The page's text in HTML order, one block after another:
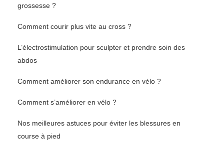
grossesse ?
Comment courir plus vite au cross ?
L’électrostimulation pour sculpter et prendre soin des
abdos
Comment améliorer son endurance en vélo ?
Comment s’améliorer en vélo ?
Nos meilleures astuces pour éviter les blessures en
course à pied